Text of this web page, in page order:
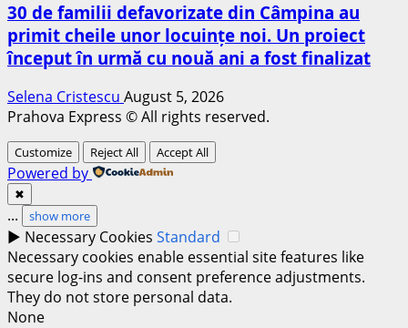
30 de familii defavorizate din Câmpina au
primit cheile unor locuințe noi. Un proiect
început în urmă cu nouă ani a fost finalizat
Selena Cristescu August 5, 2026
Prahova Express © All rights reserved.
Customize Reject All Accept All
Powered by
✖
... show more
► Necessary Cookies Standard
Necessary cookies enable essential site features like
secure log-ins and consent preference adjustments.
They do not store personal data.
None